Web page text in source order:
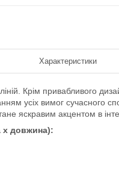
Характеристики
Крім привабливого
усіх вимог сучасного
яскравим акцентом в
х довжина):